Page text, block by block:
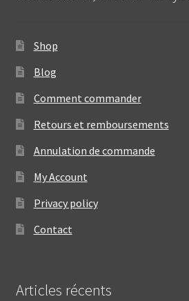
Shop
Blog
Comment commander
Retours et remboursements
Annulation de commande
My Account
Privacy policy
Contact
Articles récents